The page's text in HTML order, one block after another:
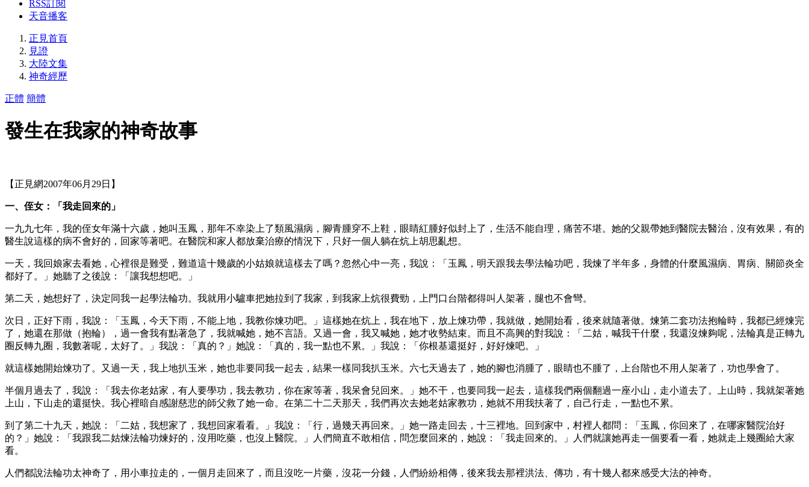
RSS訂閱
天音播客
正見首頁
見證
大陸文集
神奇經歷
正體 簡體
發生在我家的神奇故事
【正見網2007年06月29日】
一、侄女：「我走回來的」
一九九七年，我的侄女年滿十六歲，她叫玉鳳，那年不幸染上了類風濕病，腳青腫穿不上鞋，眼睛紅腫好似封上了，生活不能自理，痛苦不堪。她的父親帶她到醫院去醫治，沒有效果，有的
醫生說這樣的病不會好的，回家等著吧。在醫院和家人都放棄治療的情況下，只好一個人躺在炕上胡思亂想。
一天，我回娘家去看她，心裡很是難受，難道這十幾歲的小姑娘就這樣去了嗎？忽然心中一亮，我說：「玉鳳，明天跟我去學法輪功吧，我煉了半年多，身體的什麼風濕病、胃病、關節炎全
都好了。」她聽了之後說：「讓我想想吧。」
第二天，她想好了，決定同我一起學法輪功。我就用小驢車把她拉到了我家，到我家上炕很費勁，上門口台階都得叫人架著，腿也不會彎。
次日，正好下雨，我說：「玉鳳，今天下雨，不能上地，我教你煉功吧。」這樣她在炕上，我在地下，放上煉功帶，我就做，她開始看，後來就隨著做。煉第二套功法抱輪時，我都已經煉完
了，她還在那做（抱輪），過一會我有點著急了，我就喊她，她不言語。又過一會，我又喊她，她才收勢結束。而且不高興的對我說：「二姑，喊我干什麼，我還沒煉夠呢，法輪真是正轉九
圈反轉九圈，我數著呢，太好了。」我說：「真的？」她說：「真的，我一點也不累。」我說：「你根基還挺好，好好煉吧。」
就這樣她開始煉功了。又過一天，我上地扒玉米，她也非要同我一起去，結果一樣同我扒玉米。六七天過去了，她的腳也消腫了，眼睛也不腫了，上台階也不用人架著了，功也學會了。
半個月過去了，我說：「我去你老姑家，有人要學功，我去教功，你在家等著，我呆會兒回來。」她不干，也要同我一起去，這樣我們兩個翻過一座小山，走小道去了。上山時，我就架著她
上山，下山走的還挺快。我心裡暗自感謝慈悲的師父救了她一命。在第二十二天那天，我們再次去她老姑家教功，她就不用我扶著了，自己行走，一點也不累。
到了第二十九天，她說：「二姑，我想家了，我想回家看看。」我說：「行，過幾天再回來。」她一路走回去，十三裡地。回到家中，村裡人都問：「玉鳳，你回來了，在哪家醫院治好
的？」她說：「我跟我二姑煉法輪功煉好的，沒用吃藥，也沒上醫院。」人們簡直不敢相信，問怎麼回來的，她說：「我走回來的。」人們就讓她再走一個要看一看，她就走上幾圈給大家
看。
人們都說法輪功太神奇了，用小車拉走的，一個月走回來了，而且沒吃一片藥，沒花一分錢，人們紛紛相傳，後來我去那裡洪法、傳功，有十幾人都來感受大法的神奇。